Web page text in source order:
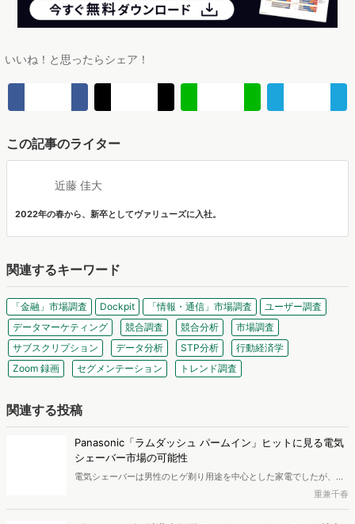
いいね！と思ったらシェア！
この記事のライター
近藤 佳大
2022年の春から、新卒としてヴァリューズに入社。
関連するキーワード
「金融」市場調査 Dockpit 「情報・通信」市場調査
ユーザー調査
データマーケティング
競合調査 競合分析
市場調査
サブスクリプション
データ分析 STP分析
行動経済学
Zoom 録画
セグメンテーション トレンド調査
関連する投稿
Panasonic「ラムダッシュ パームイン」ヒットに見る電気
シェーバー市場の可能性
電気シェーバーは男性のヒゲ剃り用途を中心とした家電でしたが、近
年さまざまなニーズに対応するグルーミング製品へと広がりを見せて
います。今回は、検索データなどをもとに電気シェーバー市場の今後
の可能性を考察します。シェーバー関連検索者の検索キーワードや流
重兼千春